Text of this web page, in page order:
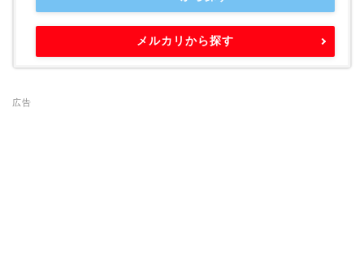
メルカリから探す
広告